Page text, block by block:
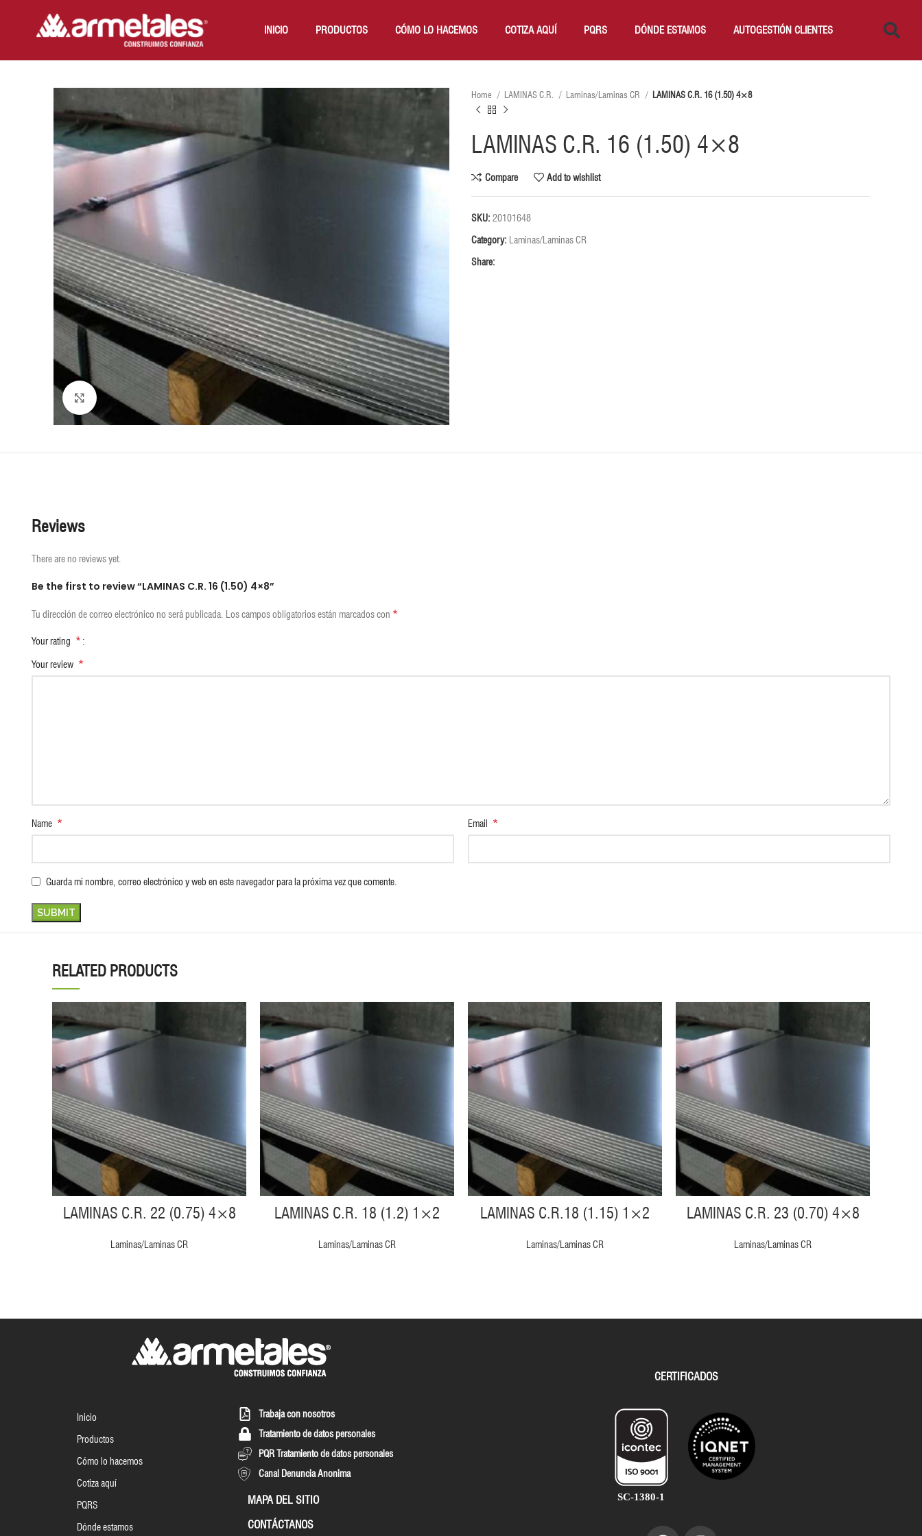
INICIO PRODUCTOS CÓMO LO HACEMOS COTIZA AQUÍ PQRS DÓNDE ESTAMOS AUTOGESTIÓN CLIENTES
Click to enlarge
Home LAMINAS C.R. Laminas/Laminas CR LAMINAS C.R. 16 (1.50) 4×8
LAMINAS C.R. 16 (1.50) 4×8
Compare Add to wishlist
SKU: 20101648
Category: Laminas/Laminas CR
Share:
Reviews
There are no reviews yet.
Be the first to review “LAMINAS C.R. 16 (1.50) 4×8”
Tu dirección de correo electrónico no será publicada. Los campos obligatorios están marcados con *
Your rating *
Your review *
Name * Email *
Guarda mi nombre, correo electrónico y web en este navegador para la próxima vez que comente.
RELATED PRODUCTS
LAMINAS C.R. 22 (0.75) 4×8
Laminas/Laminas CR
LAMINAS C.R. 18 (1.2) 1×2
Laminas/Laminas CR
LAMINAS C.R.18 (1.15) 1×2
Laminas/Laminas CR
LAMINAS C.R. 23 (0.70) 4×8
Laminas/Laminas CR
Inicio
Productos
Cómo lo hacemos
Cotiza aquí
PQRS
Dónde estamos
Trabaja con nosotros
Tratamiento de datos personales
PQR Tratamiento de datos personales
Canal Denuncia Anonima
MAPA DEL SITIO
CONTÁCTANOS
CERTIFICADOS
SC-1380-1